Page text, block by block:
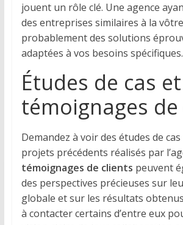
jouent un rôle clé. Une agence
des entreprises similaires à la
probablement des solutions
adaptées à vos besoins spécifiques.
Études de cas et
témoignages
Demandez à voir des études de
projets précédents réalisés par
témoignages de clients peuvent
des perspectives précieuses sur
globale et sur les résultats
à contacter certains d’entre eux